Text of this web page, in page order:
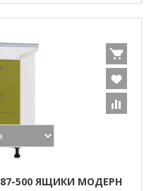
500 ЯЩИКИ МОДЕРН